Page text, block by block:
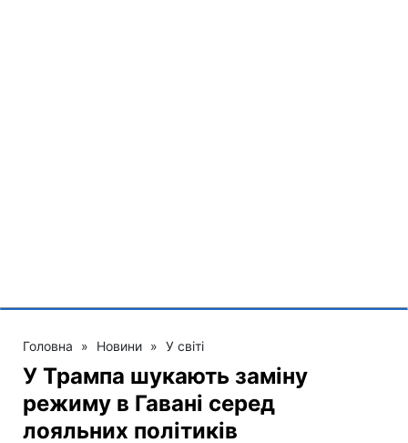
Головна » Новини » У світі
У Трампа шукають заміну
режиму в Гавані серед
лояльних політиків